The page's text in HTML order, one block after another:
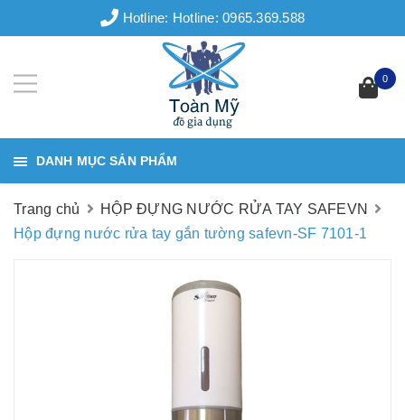
Hotline: Hotline: 0965.369.588
0
DANH MỤC SẢN PHẨM
Trang chủ
HỘP ĐỰNG NƯỚC RỬA TAY SAFEVN
Hộp đựng nước rửa tay gắn tường safevn-SF 7101-1